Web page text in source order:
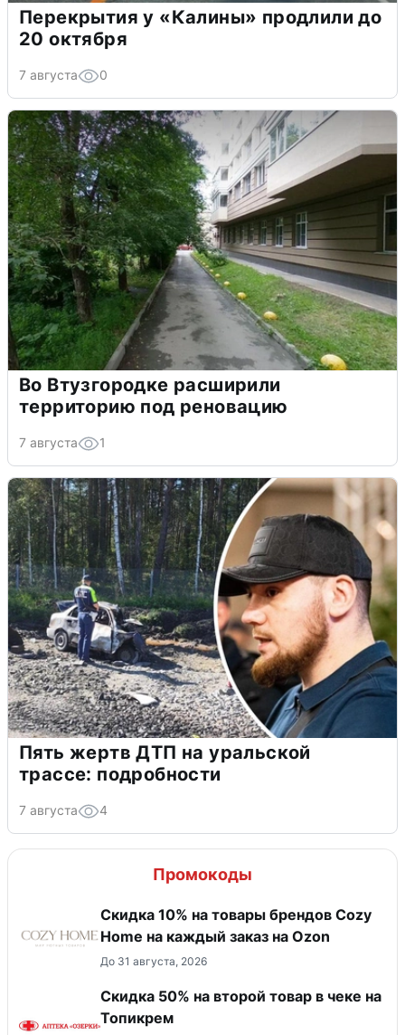
Перекрытия у «Калины» продлили до
20 октября
7 августа 0
Во Втузгородке расширили
территорию под реновацию
7 августа 1
Пять жертв ДТП на уральской
трассе: подробности
7 августа 4
Промокоды
Скидка 10% на товары брендов Cozy
Home на каждый заказ на Оzon
До 31 августа, 2026
Скидка 50% на второй товар в чеке на
Топикрем